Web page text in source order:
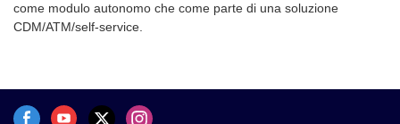
come modulo autonomo che come parte di una soluzione
CDM/ATM/self-service.